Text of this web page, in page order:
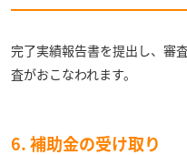
完了実績報告書を提出し、審
査がおこなわれます。
6. 補助金の受け取り